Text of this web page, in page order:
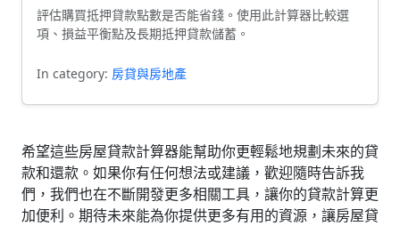
評估購買抵押貸款點數是否能省錢。使用此計算器比較選
項、損益平衡點及長期抵押貸款儲蓄。
In category: 房貸與房地產
希望這些房屋貸款計算器能幫助你更輕鬆地規劃未來的貸
款和還款。如果你有任何想法或建議，歡迎隨時告訴我
們，我們也在不斷開發更多相關工具，讓你的貸款計算更
加便利。期待未來能為你提供更多有用的資源，讓房屋貸